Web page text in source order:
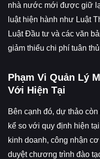
nhà nước mới được giữ
luật hiện hành như Luật
Luật Đầu tư và các văn
giảm thiểu chi phí tuân
Phạm Vi Quản Lý
Với Hiện Tại
Bên cạnh đó, dự thảo
kể so với quy định hiện
kinh doanh, công nhận
duyệt chương trình đào